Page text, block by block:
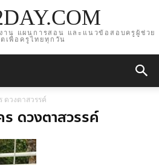
าน แผนการสอน และแนวข้อสอบครูผู้ช่วย
เพื่อครูไทยทุกวัน
ดวงตาสวรรค์
ดวงตาสวรรค์